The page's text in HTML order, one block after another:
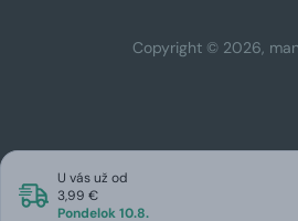
Pondelok 10.8.
U vás už od
3,99 €
Copyright © 2026,